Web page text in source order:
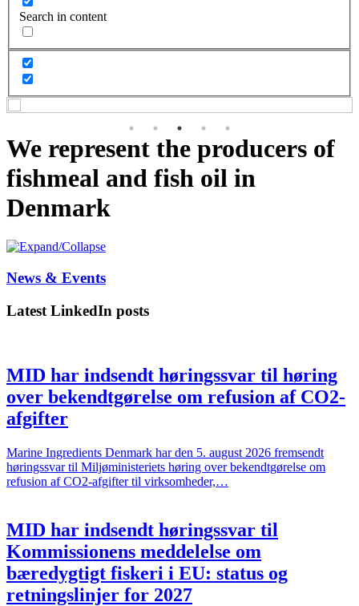
Search in content
We represent the producers of
fishmeal and fish oil in
Denmark
News & Events
Latest LinkedIn posts
MID har indsendt høringssvar til høring
over bekendtgørelse om refusion af CO2-
afgifter
Marine Ingredients Denmark har den 5. august 2026 fremsendt
høringssvar til Miljøministeriets høring over bekendtgørelse om
refusion af CO2-afgifter til virksomheder,…
MID har indsendt høringssvar til
Kommissionens meddelelse om
bæredygtigt fiskeri i EU: status og
retningslinjer for 2027